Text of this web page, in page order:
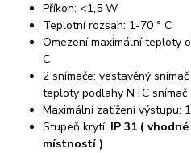
Příkon: <1,5 W
Teplotní rozsah: 1-70 ° C
Omezení maximální teploty
C
2 snímače: vestavěný
teploty podlahy NTC snímač
Maximální zatížení výstupu:
Stupeň krytí: IP 31 (
místností )